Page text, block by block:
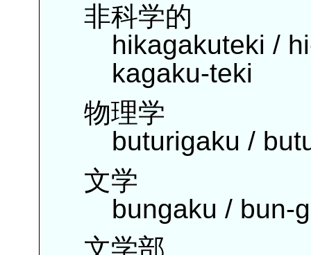
非科学的
hikagakuteki /
kagaku-teki
物理学
buturigaku /
文学
bungaku / bun-
文学部